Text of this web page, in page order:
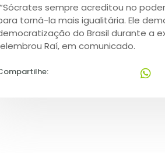
“Sócrates sempre acreditou no
torná-la mais igualitária. Ele
do Brasil durante a
Raí, em comunicado.